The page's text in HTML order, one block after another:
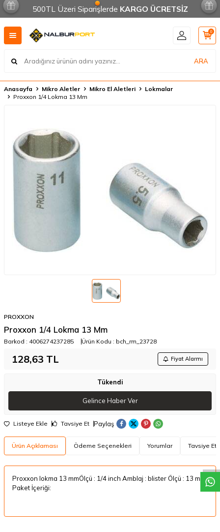
W
h
a
t
a
p
p
D
e
s
t
e
H
a
t
t
500TL Üzeri Siparişlerde KARGO ÜCRETSİZ
ARA
0
Anasayfa Mikro Aletler Mikro El Aletleri
Lokmalar
Proxxon 1/4 Lokma 13 Mm
PROXXON
Proxxon 1/4 Lokma 13 Mm
Barkod : 4006274237285 Ürün Kodu : bch_rm_23728
128,63 TL Fiyat Alarmı
Tükendi
Gelince Haber Ver
Listeye Ekle Tavsiye Et Paylaş
Ürün Açıklaması Ödeme Seçenekleri Yorumlar Tavsiye Et
Proxxon lokma 13 mmÖlçü : 1/4 inch Amblaj : blister Ölçü : 13 mm
Paket İçeriği: